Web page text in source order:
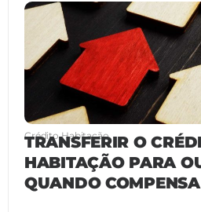
Crédito Habitação
TRANSFERIR O
HABITAÇÃO PARA
QUANDO COMPENSA